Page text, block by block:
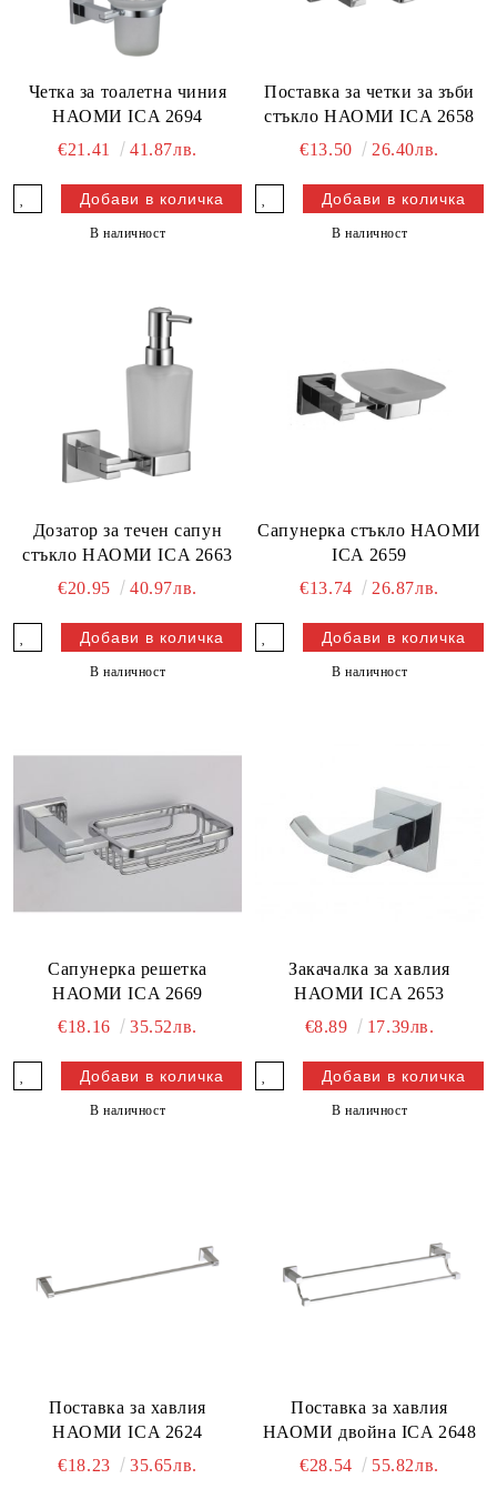
Четка за тоалетна чиния
НАОМИ ICA 2694
€21.41
41.87лв.
В наличност
Поставка за четки за зъби
стъкло НАОМИ ICA 2658
€13.50
26.40лв.
В наличност
Дозатор за течен сапун
стъкло НАОМИ ICA 2663
€20.95
40.97лв.
В наличност
Сапунерка стъкло НАОМИ
ICA 2659
€13.74
26.87лв.
В наличност
Сапунерка решетка
НАОМИ ICA 2669
€18.16
35.52лв.
В наличност
Закачалка за хавлия
НАОМИ ICA 2653
€8.89
17.39лв.
В наличност
Поставка за хавлия
НАОМИ ICA 2624
€18.23
35.65лв.
Поставка за хавлия
НАОМИ двойна ICA 2648
€28.54
55.82лв.